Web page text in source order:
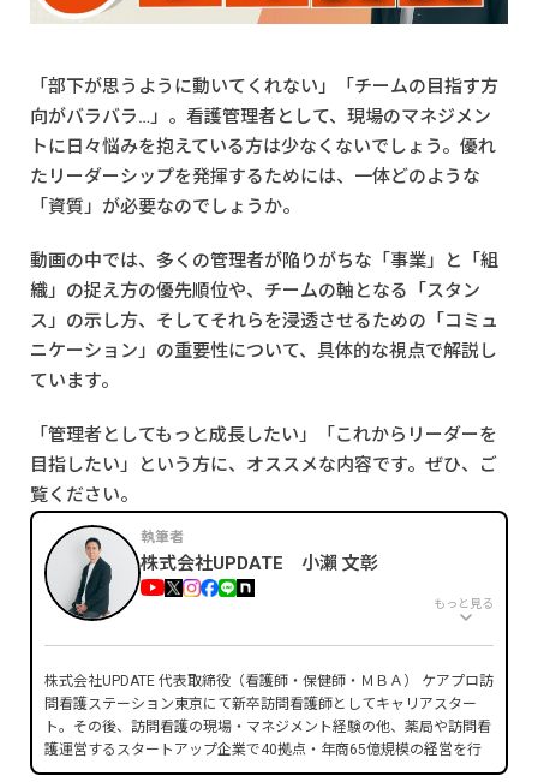
「部下が思うように動いてくれない」「チームの目指す方
向がバラバラ…」。看護管理者として、現場のマネジメン
トに日々悩みを抱えている方は少なくないでしょう。優れ
たリーダーシップを発揮するためには、一体どのような
「資質」が必要なのでしょうか。
動画の中では、多くの管理者が陥りがちな「事業」と「組
織」の捉え方の優先順位や、チームの軸となる「スタン
ス」の示し方、そしてそれらを浸透させるための「コミュ
ニケーション」の重要性について、具体的な視点で解説し
ています。
「管理者としてもっと成長したい」「これからリーダーを
目指したい」という方に、オススメな内容です。ぜひ、ご
覧ください。
もっと見る
執筆者
株式会社UPDATE 小瀨 文彰
株式会社UPDATE 代表取締役（看護師・保健師・ＭＢＡ） ケアプロ訪
問看護ステーション東京にて新卒訪問看護師としてキャリアスター
ト。その後、訪問看護の現場・マネジメント経験の他、薬局や訪問看
護運営するスタートアップ企業で40拠点・年商65億規模の経営を行
い上場企業へのグループインを実現。現在は医療職マネジメント人財